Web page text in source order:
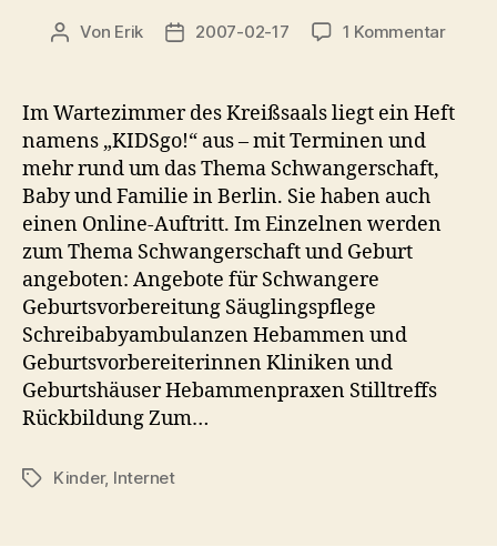
Beitragsautor
Von Erik Veröffentlichungsdatum
2007-02-17 1 Kommentarzu
Im Wartezimmer des Kreißsaals liegt ein Heft
namens „KIDSgo!“ aus – mit Terminen und
mehr rund um das Thema Schwangerschaft,
Baby und Familie in Berlin. Sie haben auch
einen Online-Auftritt. Im Einzelnen werden
zum Thema Schwangerschaft und Geburt
angeboten: Angebote für Schwangere
Geburtsvorbereitung Säuglingspflege
Schreibabyambulanzen Hebammen und
Geburtsvorbereiterinnen Kliniken und
Geburtshäuser Hebammenpraxen Stilltreffs
Rückbildung Zum…
Schlagwörter
Kinder, Internet